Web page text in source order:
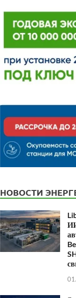
НОВОСТИ